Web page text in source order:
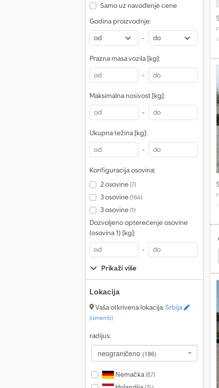
Samo uz navođenje cene
Godina proizvodnje:
-
Prazna masa vozila [kg]:
-
Maksimalna nosivost [kg]:
-
Ukupna težina [kg]:
-
Konfiguracija osovina:
2 osovine(7)
3 osovine(164)
3 osovine(1)
Dozvoljeno opterećenje osovine
(osovina 1) [kg]:
-
Prikaži više
Lokacija
Vaša otkrivena lokacija:Srbija
(izmeniti)
radijus:
neograničeno (186)
Nemačka(87)